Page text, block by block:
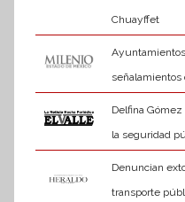
Chuayffet
señalamientos
Delfina
la seguridad
Denuncian
transporte